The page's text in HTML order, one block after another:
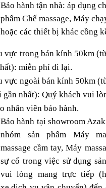
Bảo hành tận nhà: áp dụng
phẩm Ghế massage, Máy
hoặc các thiết bị khác cồng
vực trong bán kính 50km
miễn phí đi lại.
vực ngoài bán kính 50km
gần nhất): Quý khách vui
nhân viên bảo hành.
Bảo hành tại showroom
nhóm sản phẩm Máy
massage cầm tay, Máy
sự cố trong việc sử dụng
vui lòng mang trực tiếp